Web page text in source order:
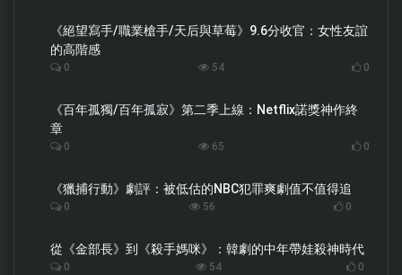
《絕望寫手/職業槍手/天后與草莓》9.6分收官：女性友誼
的高階感
0 54 0
《百年孤獨/百年孤寂》第二季上線：Netflix諾獎神作終
章
0 65 0
《獵捕行動》劇評：被低估的NBC犯罪爽劇值不值得追
0 56 0
從《金部長》到《殺手媽咪》：韓劇的中年帶娃殺神時代
0 54 0